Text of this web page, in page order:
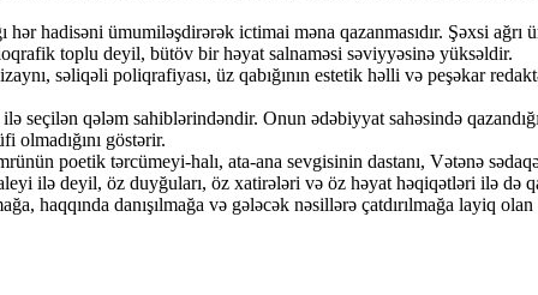
hadisəni ümumiləşdirərək ictimai məna qazanmasıdır. Şəxsi
toplu deyil, bütöv bir həyat salnaməsi səviyyəsinə yüksəldir.
səliqəli poliqrafiyası, üz qabığının estetik həlli və peşəkar
qələm sahiblərindəndir. Onun ədəbiyyat sahəsində
olmadığını göstərir.
poetik tərcümeyi-halı, ata-ana sevgisinin dastanı, Vətənə
ilə deyil, öz duyğuları, öz xatirələri və öz həyat həqiqətləri ilə də
haqqında danışılmağa və gələcək nəsillərə çatdırılmağa layiq